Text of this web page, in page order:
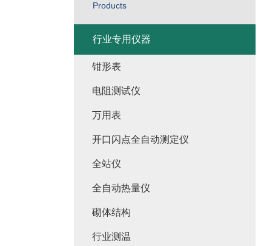
Products
行业专用仪器
钳形表
电阻测试仪
万用表
开口闪点全自动测定仪
全站仪
全自动热量仪
砌体结构
行业测温